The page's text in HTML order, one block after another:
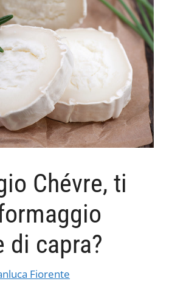
Chévre, ti
di capra?
Fiorente